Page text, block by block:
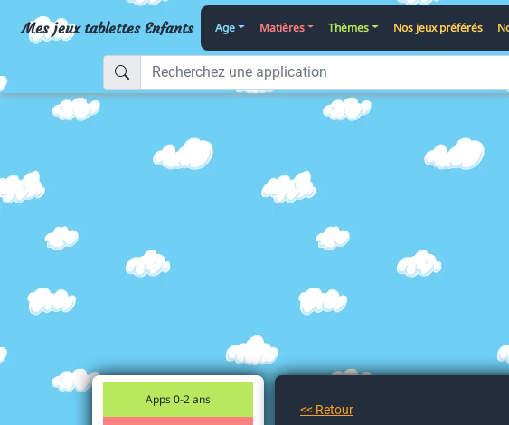
Mes jeux tablettes Enfants Age Matières Thèmes Nos jeux préférés
Apps 0-2 ans
<< Retour